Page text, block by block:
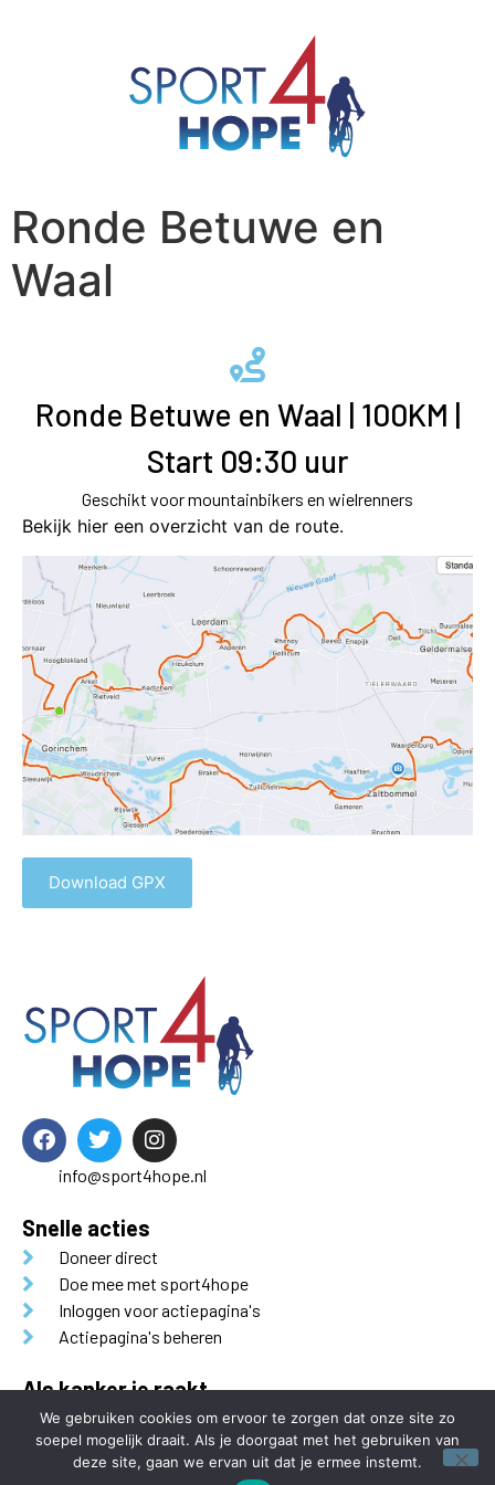
Ronde Betuwe en
Waal
Ronde Betuwe en Waal | 100KM |
Start 09:30 uur
Geschikt voor mountainbikers en wielrenners
Bekijk hier een overzicht van de route.
Download GPX
info@sport4hope.nl
Snelle acties
Doneer direct
Doe mee met sport4hope
Inloggen voor actiepagina's
Actiepagina's beheren
Als kanker je raakt
Sport4Hope is een initiatief vanAls Kanker je Raakt.
We gebruiken cookies om ervoor te zorgen dat onze site zo
soepel mogelijk draait. Als je doorgaat met het gebruiken van
deze site, gaan we ervan uit dat je ermee instemt.